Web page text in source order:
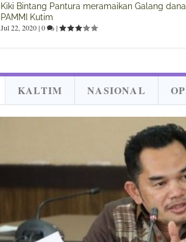
Kiki Bintang Pantura meramaikan Galang dana
PAMMI Kutim
Jul 22, 2020|0 |
KALTIM NASIONAL